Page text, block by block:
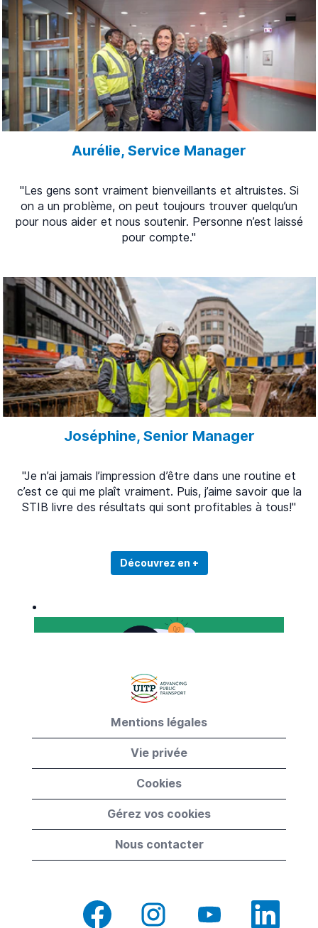
Aurélie, Service Manager
"Les gens sont vraiment bienveillants et altruistes. Si
on a un problème, on peut toujours trouver quelqu’un
pour nous aider et nous soutenir. Personne n’est laissé
pour compte."
Joséphine, Senior Manager
"Je n’ai jamais l’impression d’être dans une routine et
c’est ce qui me plaît vraiment. Puis, j’aime savoir que la
STIB livre des résultats qui sont profitables à tous!"
Découvrez en +
Mentions légales
Vie privée
Cookies
Gérez vos cookies
Nous contacter
S
o
S
o
o
S
o